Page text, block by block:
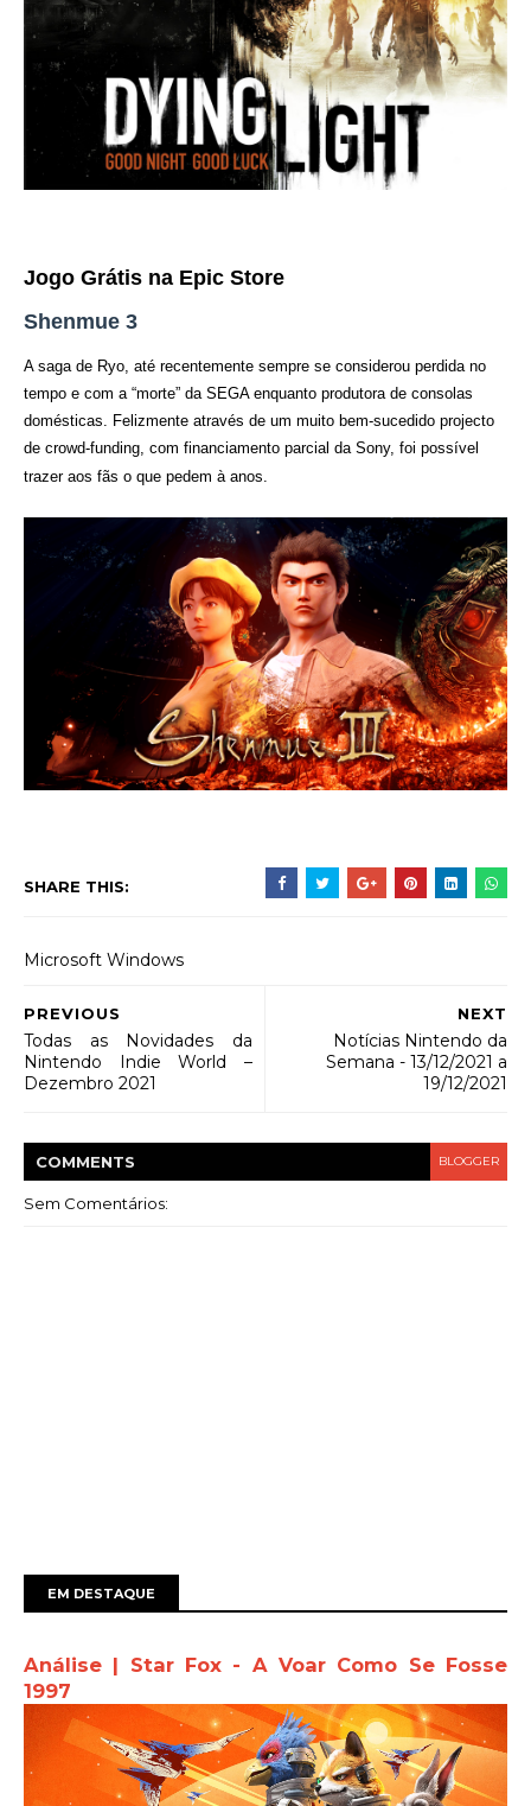
Jogo Grátis na Epic Store
Shenmue 3
A saga de Ryo, até recentemente sempre se considerou perdida no
tempo e com a “morte” da SEGA enquanto produtora de consolas
domésticas. Felizmente através de um muito bem-sucedido projecto
de crowd-funding, com financiamento parcial da Sony, foi possível
trazer aos fãs o que pedem à anos.
SHARE THIS:
Microsoft Windows
NEXT
Notícias Nintendo da
Semana - 13/12/2021 a
19/12/2021
PREVIOUS
Todas as Novidades da
Nintendo Indie World –
Dezembro 2021
COMMENTS BLOGGER
Sem Comentários:
EM DESTAQUE
Análise | Star Fox - A Voar Como Se Fosse
1997